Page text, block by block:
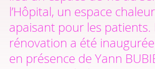
l’Hôpital, un espace
apaisant pour les patients.
rénovation a été
en présence de Yann